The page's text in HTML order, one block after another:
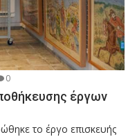
0
έργων
το έργο επισκευής